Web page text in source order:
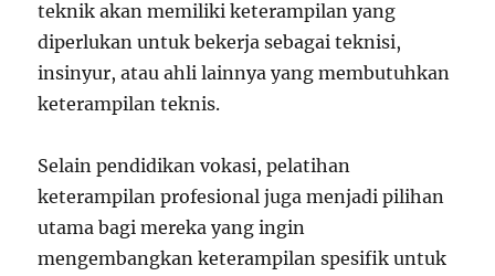
teknik akan memiliki keterampilan yang
diperlukan untuk bekerja sebagai teknisi,
insinyur, atau ahli lainnya yang membutuhkan
keterampilan teknis.
Selain pendidikan vokasi, pelatihan
keterampilan profesional juga menjadi pilihan
utama bagi mereka yang ingin
mengembangkan keterampilan spesifik untuk